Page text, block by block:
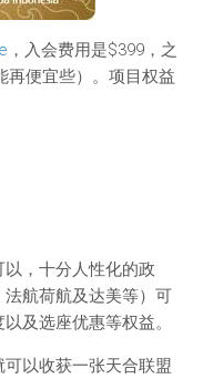
，入会费用是$399，之
再便宜些）。项目权益
，十分人性化的政
航荷航及达美等）可
及选座优惠等权益。
以收获一张天合联盟